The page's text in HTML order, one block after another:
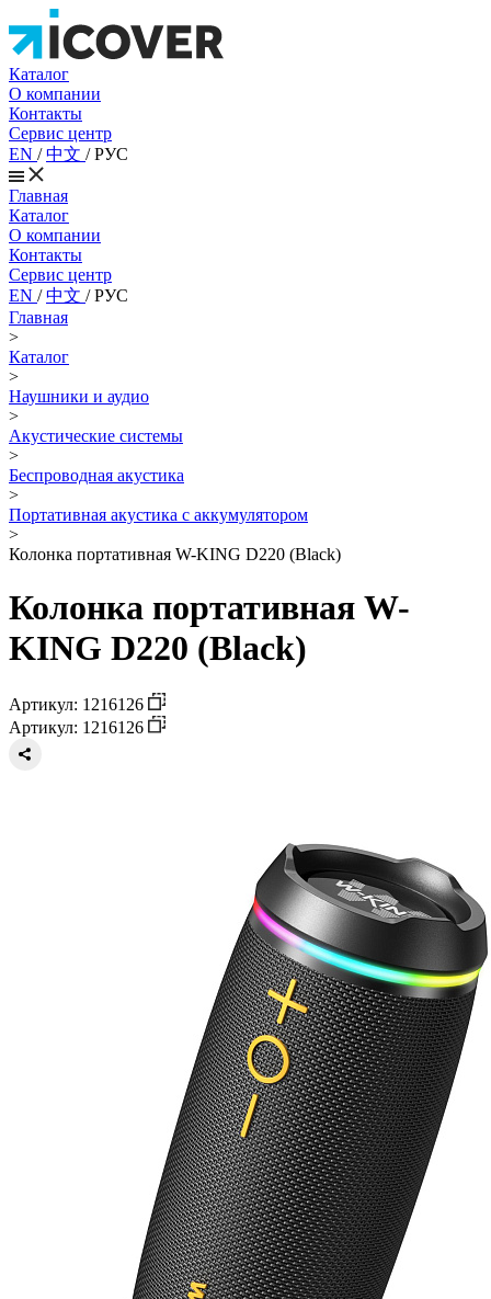
Каталог
О компании
Контакты
Сервис центр
EN /中文 /РУС
Главная
Каталог
О компании
Контакты
Сервис центр
EN /中文 /РУС
Главная
>
Каталог
>
Наушники и аудио
>
Акустические системы
>
Беспроводная акустика
>
Портативная акустика с аккумулятором
>
Колонка портативная W-KING D220 (Black)
Колонка портативная W-
KING D220 (Black)
Артикул: 1216126
Артикул: 1216126